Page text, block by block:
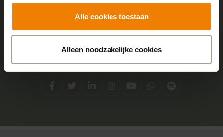
Alle cookies toestaan
Alleen noodzakelijke cookies
Boterstraat 2
7051 DA Varsseveld
Social media
FacebookTwitterLinkedInInstagramYouTubeWhatsapp
Spotify